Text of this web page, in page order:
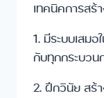
เทคนิคการสร้
1. มีระบบเสมอ
กับทุกกระบวน
2. ฝึกวินัย สร้